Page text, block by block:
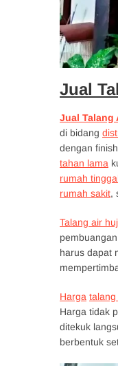
Jual
Jual Talang
di bidang
dengan
tahan lama
rumah
rumah sakit,
Talang air
harus dapat
Harga talang
Harga tidak
ditekuk
berbentuk